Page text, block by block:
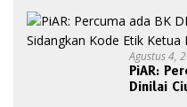
Agustus 4,
PiAR:
Dinilai